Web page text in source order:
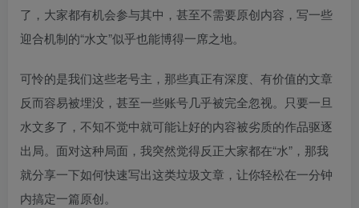
了，大家都有机会参与其中，甚至不需要原创内容，写一些
迎合机制的“水文”似乎也能博得一席之地。
可怜的是我们这些老号主，那些真正有深度、有价值的文章
反而容易被埋没，甚至一些账号几乎被完全忽视。只要一旦
水文多了，不知不觉中就可能让好的内容被劣质的作品驱逐
出局。面对这种局面，我突然觉得反正大家都在“水”，那我
就分享一下如何快速写出这类垃圾文章，让你轻松在一分钟
内搞定一篇原创。